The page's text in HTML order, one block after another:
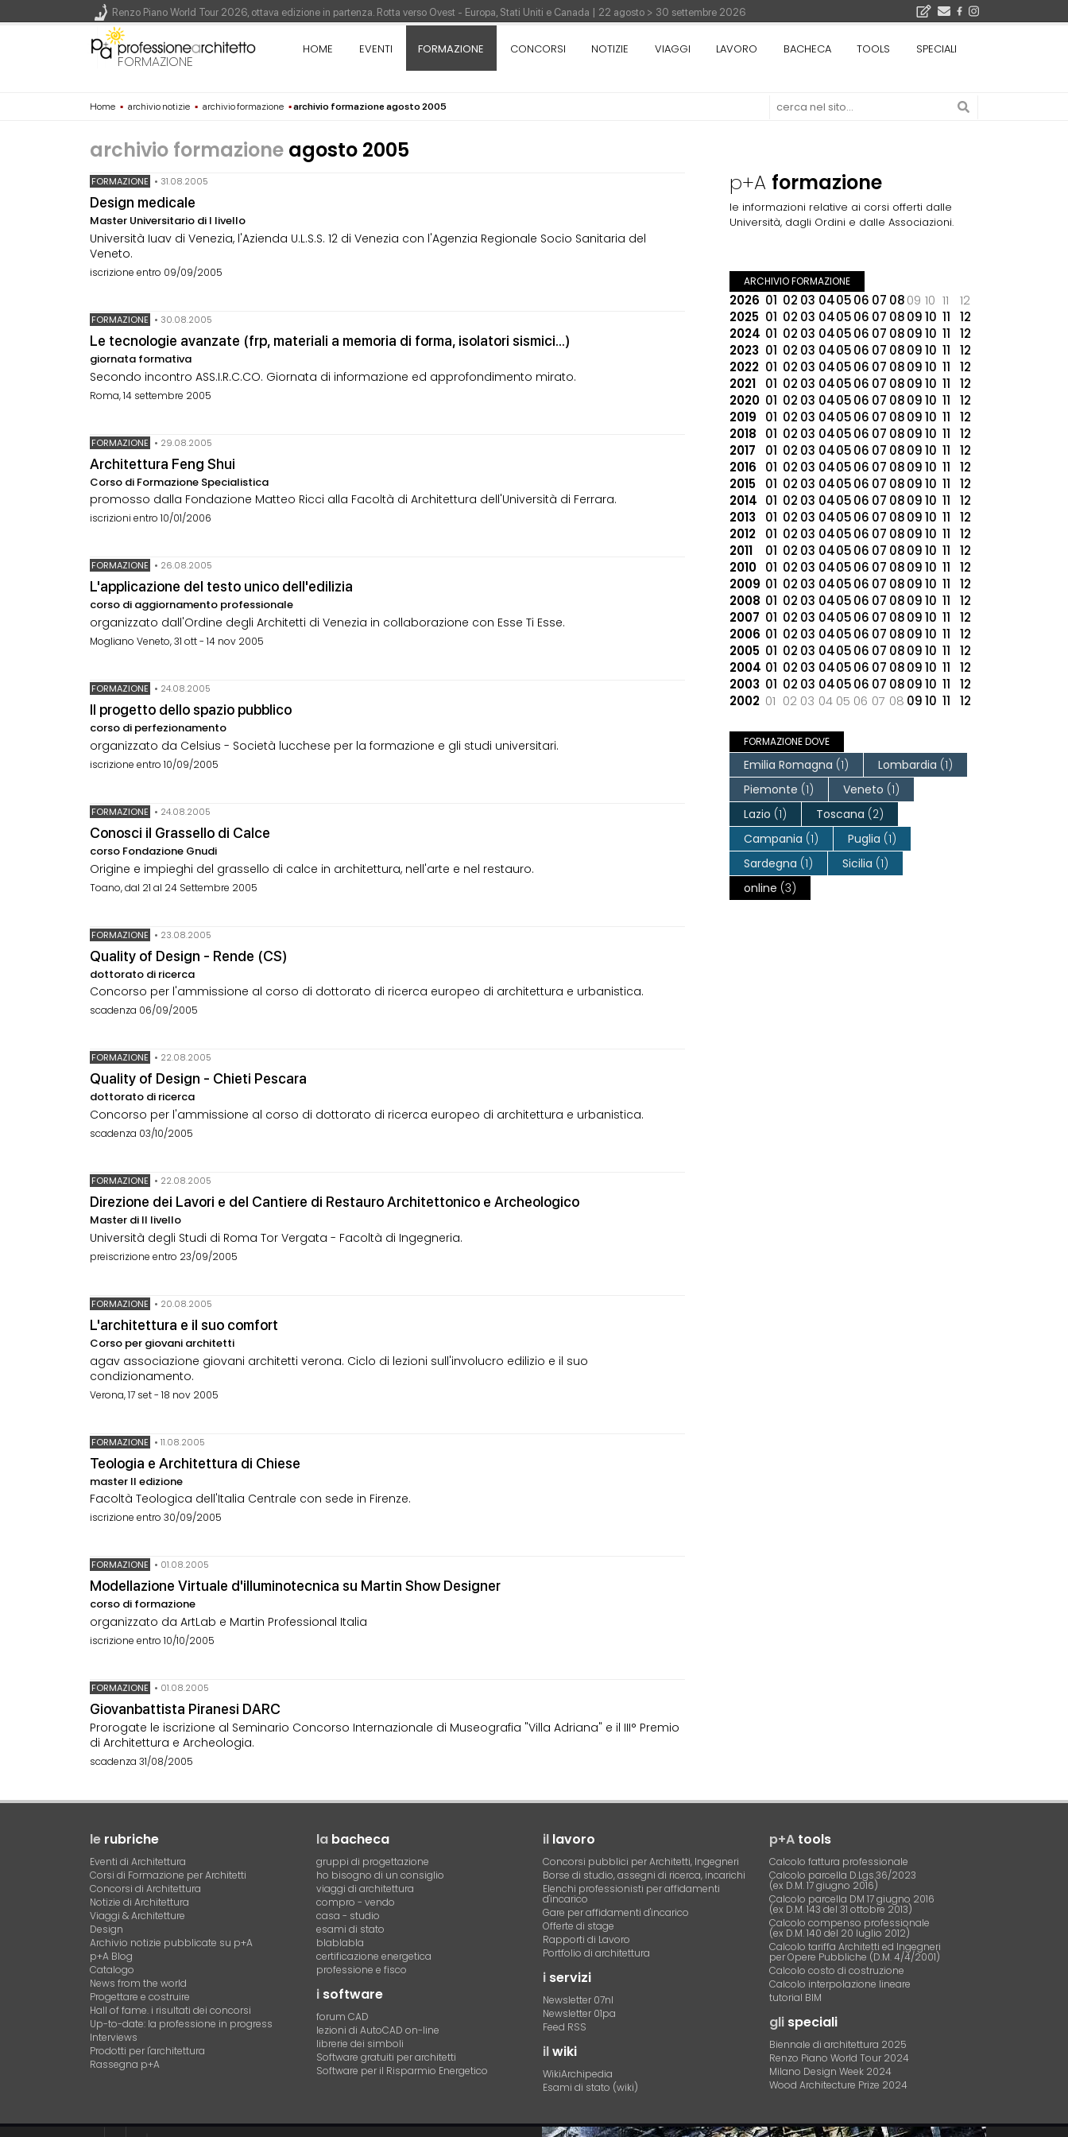
FORMAZIONE
HOME EVENTI FORMAZIONE CONCORSI NOTIZIE VIAGGI LAVORO BACHECA TOOLS SPECIALI
Home ▪ archivio notizie ▪ archivio formazione ▪archivio formazione agosto 2005
archivio formazione agosto 2005
FORMAZIONE • 31.08.2005
Design medicale
Master Universitario di I livello
Università Iuav di Venezia, l'Azienda U.L.S.S. 12 di Venezia con l'Agenzia Regionale Socio Sanitaria del
Veneto.
iscrizione entro 09/09/2005
FORMAZIONE • 30.08.2005
Le tecnologie avanzate (frp, materiali a memoria di forma, isolatori sismici...)
giornata formativa
Secondo incontro ASS.I.R.C.CO. Giornata di informazione ed approfondimento mirato.
Roma, 14 settembre 2005
FORMAZIONE • 29.08.2005
Architettura Feng Shui
Corso di Formazione Specialistica
promosso dalla Fondazione Matteo Ricci alla Facoltà di Architettura dell'Università di Ferrara.
iscrizioni entro 10/01/2006
FORMAZIONE • 26.08.2005
L'applicazione del testo unico dell'edilizia
corso di aggiornamento professionale
organizzato dall'Ordine degli Architetti di Venezia in collaborazione con Esse Ti Esse.
Mogliano Veneto, 31 ott - 14 nov 2005
FORMAZIONE • 24.08.2005
Il progetto dello spazio pubblico
corso di perfezionamento
organizzato da Celsius - Società lucchese per la formazione e gli studi universitari.
iscrizione entro 10/09/2005
FORMAZIONE • 24.08.2005
Conosci il Grassello di Calce
corso Fondazione Gnudi
Origine e impieghi del grassello di calce in architettura, nell'arte e nel restauro.
Toano, dal 21 al 24 Settembre 2005
FORMAZIONE • 23.08.2005
Quality of Design - Rende (CS)
dottorato di ricerca
Concorso per l'ammissione al corso di dottorato di ricerca europeo di architettura e urbanistica.
scadenza 06/09/2005
FORMAZIONE • 22.08.2005
Quality of Design - Chieti Pescara
dottorato di ricerca
Concorso per l'ammissione al corso di dottorato di ricerca europeo di architettura e urbanistica.
scadenza 03/10/2005
FORMAZIONE • 22.08.2005
Direzione dei Lavori e del Cantiere di Restauro Architettonico e Archeologico
Master di II livello
Università degli Studi di Roma Tor Vergata - Facoltà di Ingegneria.
preiscrizione entro 23/09/2005
FORMAZIONE • 20.08.2005
L'architettura e il suo comfort
Corso per giovani architetti
agav associazione giovani architetti verona. Ciclo di lezioni sull'involucro edilizio e il suo
condizionamento.
Verona, 17 set - 18 nov 2005
FORMAZIONE •11.08.2005
Teologia e Architettura di Chiese
master II edizione
Facoltà Teologica dell'Italia Centrale con sede in Firenze.
iscrizione entro 30/09/2005
FORMAZIONE • 01.08.2005
Modellazione Virtuale d'illuminotecnica su Martin Show Designer
corso di formazione
organizzato da ArtLab e Martin Professional Italia
iscrizione entro 10/10/2005
FORMAZIONE • 01.08.2005
Giovanbattista Piranesi DARC
Prorogate le iscrizione al Seminario Concorso Internazionale di Museografia "Villa Adriana" e il III° Premio
di Architettura e Archeologia.
scadenza 31/08/2005
p+A formazione
le informazioni relative ai corsi offerti dalle
Università, dagli Ordini e dalle Associazioni.
ARCHIVIO FORMAZIONE
2026 01 02 03 040506 07 0809 10 11
12
2025 01 02 03 040506 07 080910 11
12
2024 01 02 03 040506 07 080910 11
12
2023 01 02 03 040506 07 080910 11
12
2022 01 02 03 040506 07 080910 11
12
2021
01 02 03 040506 07 080910 11
12
2020 01 02 03 040506 07 080910 11
12
2019
01 02 03 040506 07 080910 11
12
2018
01 02 03 040506 07 080910 11
12
2017
01 02 03 040506 07 080910 11
12
2016
01 02 03 040506 07 080910 11
12
2015
01 02 03 040506 07 080910 11
12
2014 01 02 03 040506 07 080910 11
12
2013
01 02 03 040506 07 080910 11
12
2012
01 02 03 040506 07 080910 11
12
2011
01 02 03 040506 07 080910 11
12
2010 01 02 03 040506 07 080910 11
12
2009 01 02 03 040506 07 080910 11
12
2008 01 02 03 040506 07 080910 11
12
2007 01 02 03 040506 07 080910 11
12
2006 01 02 03 040506 07 080910 11
12
2005 01 02 03 040506 07 080910 11
12
2004 01 02 03 040506 07 080910 11
12
2003 01 02 03 040506 07 080910 11
12
2002 01 02 03 04 05 06 07 08 0910 11 12
FORMAZIONE DOVE
Emilia Romagna (1) Lombardia (1)
Piemonte (1) Veneto (1)
Lazio (1) Toscana (2)
Campania (1) Puglia (1)
Sardegna (1) Sicilia (1)
online (3)
le rubriche
Eventi di Architettura
Corsi di Formazione per Architetti
Concorsi di Architettura
Notizie di Architettura
Viaggi & Architetture
Design
Archivio notizie pubblicate su p+A
p+A Blog
Catalogo
News from the world
Progettare e costruire
Hall of fame. i risultati dei concorsi
Up-to-date: la professione in progress
Interviews
Prodotti per l'architettura
Rassegna p+A
la bacheca
gruppi di progettazione
ho bisogno di un consiglio
viaggi di architettura
compro - vendo
casa - studio
esami di stato
blablabla
certificazione energetica
professione e fisco
i software
forum CAD
lezioni di AutoCAD on-line
librerie dei simboli
Software gratuiti per architetti
Software per il Risparmio Energetico
il lavoro
Concorsi pubblici per Architetti, Ingegneri
Borse di studio, assegni di ricerca, incarichi
Elenchi professionisti per affidamenti
d'incarico
Gare per affidamenti d'incarico
Offerte di stage
Rapporti di Lavoro
Portfolio di architettura
i servizi
Newsletter 07nl
Newsletter 01pa
Feed RSS
ilwiki
WikiArchipedia
Esami di stato (wiki)
p+A tools
Calcolo fattura professionale
Calcolo parcella D.Lgs.36/2023
(ex D.M. 17 giugno 2016)
Calcolo parcella DM 17 giugno 2016
(ex D.M. 143 del 31 ottobre 2013)
Calcolo compenso professionale
(ex D.M. 140 del 20 luglio 2012)
Calcolo tariffa Architetti ed Ingegneri
per Opere Pubbliche (D.M. 4/4/2001)
Calcolo costo di costruzione
Calcolo interpolazione lineare
tutorial BIM
gli speciali
Biennale di architettura 2025
Renzo Piano World Tour 2024
Milano Design Week 2024
Wood Architecture Prize 2024
Renzo Piano World Tour 2026, ottava edizione in partenza. Rotta verso Ovest - Europa, Stati Uniti e Canada | 22 agosto > 30 settembre 2026